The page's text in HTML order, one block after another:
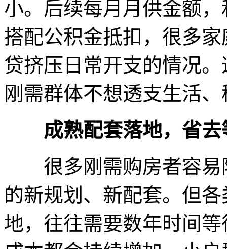
小。后续每月月供金额
搭配公积金抵扣，很多
贷挤压日常开支的情况
刚需群体不想透支生活
成熟配套落地，省
很多刚需购房者容易
的新规划、新配套。但
地，往往需要数年时间